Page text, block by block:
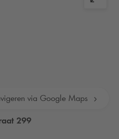
via Google Maps
299